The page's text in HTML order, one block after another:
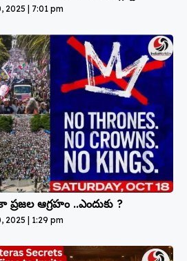
2025 7:01 pm
ఆగ్రహం ..ఎందుకు ?
2025 1:29 pm